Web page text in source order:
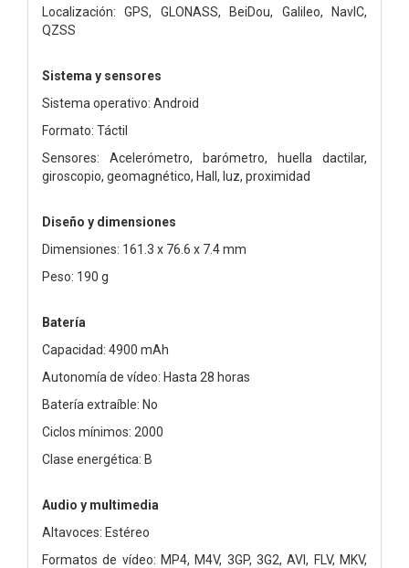
Localización: GPS, GLONASS, BeiDou, Galileo, NavIC,
QZSS
Sistema y sensores
Sistema operativo: Android
Formato: Táctil
Sensores: Acelerómetro, barómetro, huella dactilar,
giroscopio, geomagnético, Hall, luz, proximidad
Diseño y dimensiones
Dimensiones: 161.3 x 76.6 x 7.4 mm
Peso: 190 g
Batería
Capacidad: 4900 mAh
Autonomía de vídeo: Hasta 28 horas
Batería extraíble: No
Ciclos mínimos: 2000
Clase energética: B
Audio y multimedia
Altavoces: Estéreo
Formatos de vídeo: MP4, M4V, 3GP, 3G2, AVI, FLV, MKV,